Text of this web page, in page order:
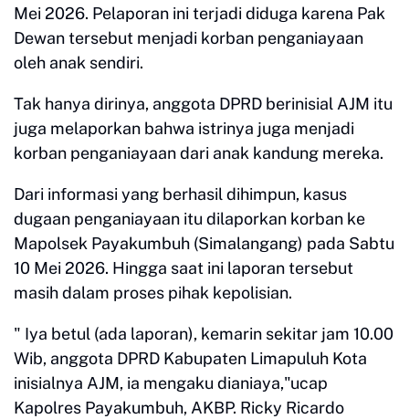
Mei 2026. Pelaporan ini terjadi diduga karena Pak
Dewan tersebut menjadi korban penganiayaan
oleh anak sendiri.
Tak hanya dirinya, anggota DPRD berinisial AJM itu
juga melaporkan bahwa istrinya juga menjadi
korban penganiayaan dari anak kandung mereka.
Dari informasi yang berhasil dihimpun, kasus
dugaan penganiayaan itu dilaporkan korban ke
Mapolsek Payakumbuh (Simalangang) pada Sabtu
10 Mei 2026. Hingga saat ini laporan tersebut
masih dalam proses pihak kepolisian.
" Iya betul (ada laporan), kemarin sekitar jam 10.00
Wib, anggota DPRD Kabupaten Limapuluh Kota
inisialnya AJM, ia mengaku dianiaya,"ucap
Kapolres Payakumbuh, AKBP. Ricky Ricardo